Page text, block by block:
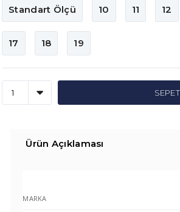
Standart Ölçü 10 11 12
17 18 19
Ürün Açıklaması
MARKA